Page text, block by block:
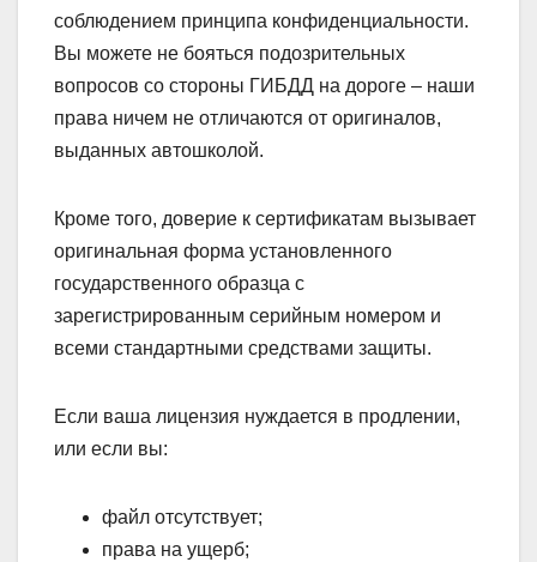
соблюдением принципа конфиденциальности.
Вы можете не бояться подозрительных
вопросов со стороны ГИБДД на дороге – наши
права ничем не отличаются от оригиналов,
выданных автошколой.
Кроме того, доверие к сертификатам вызывает
оригинальная форма установленного
государственного образца с
зарегистрированным серийным номером и
всеми стандартными средствами защиты.
Если ваша лицензия нуждается в продлении,
или если вы:
файл отсутствует;
права на ущерб;